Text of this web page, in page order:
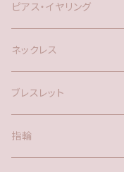
ピアス・イヤリング
silver925
アメリカン
ポスト
ネックレス
ブレスレット
指輪